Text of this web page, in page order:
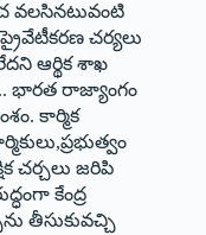
వలసినటువంటి
చర్యలు
ఆర్థిక శాఖ
భారత రాజ్యాంగం
కార్మిక
చర్చలు జరిపి
కేంద్ర
తీసుకువచ్చి